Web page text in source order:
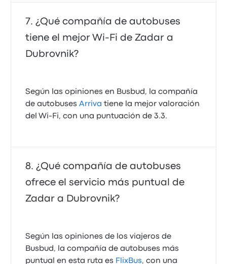
¿Qué compañía de autobuses
tiene el mejor Wi-Fi de Zadar a
Dubrovnik?
Según las opiniones en Busbud, la compañía
de autobusesArriva tiene la mejor valoración
del Wi-Fi, con una puntuación de 3.3.
¿Qué compañía de autobuses
ofrece el servicio más puntual de
Zadar a Dubrovnik?
Según las opiniones de los viajeros de
Busbud, la compañía de autobuses más
puntual en esta ruta es FlixBus, con una